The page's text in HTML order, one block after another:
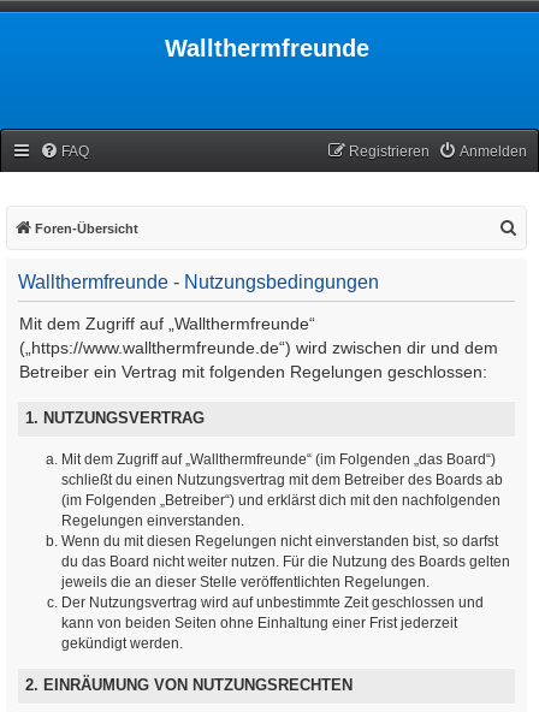
Wallthermfreunde
FAQ Anmelden
Registrieren
Foren-Übersicht
Wallthermfreunde - Nutzungsbedingungen
Mit dem Zugriff auf „Wallthermfreunde“
(„https://www.wallthermfreunde.de“) wird zwischen dir und dem
Betreiber ein Vertrag mit folgenden Regelungen geschlossen:
1. NUTZUNGSVERTRAG
Mit dem Zugriff auf „Wallthermfreunde“ (im Folgenden „das Board“)
schließt du einen Nutzungsvertrag mit dem Betreiber des Boards ab
(im Folgenden „Betreiber“) und erklärst dich mit den nachfolgenden
Regelungen einverstanden.
Wenn du mit diesen Regelungen nicht einverstanden bist, so darfst
du das Board nicht weiter nutzen. Für die Nutzung des Boards gelten
jeweils die an dieser Stelle veröffentlichten Regelungen.
Der Nutzungsvertrag wird auf unbestimmte Zeit geschlossen und
kann von beiden Seiten ohne Einhaltung einer Frist jederzeit
gekündigt werden.
2. EINRÄUMUNG VON NUTZUNGSRECHTEN